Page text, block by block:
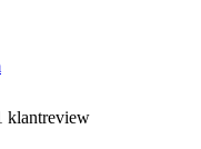
klantreview